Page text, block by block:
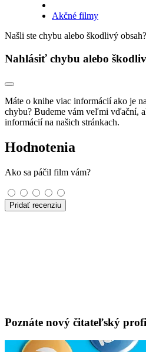
Akčné filmy
Našli ste chybu alebo škodlivý obsah?
Nahlásiť chybu alebo
Máte o knihe viac informácií ako je
chybu? Budeme vám veľmi vďační,
informácií na našich stránkach.
Hodnotenia
Ako sa páčil film vám?
Pridať recenziu
Poznáte nový čitateľský